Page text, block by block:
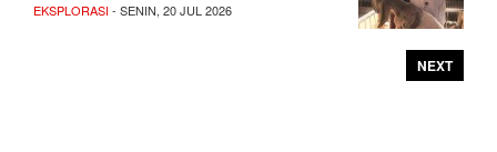
EKSPLORASI- SENIN, 20 JUL 2026
NEXT